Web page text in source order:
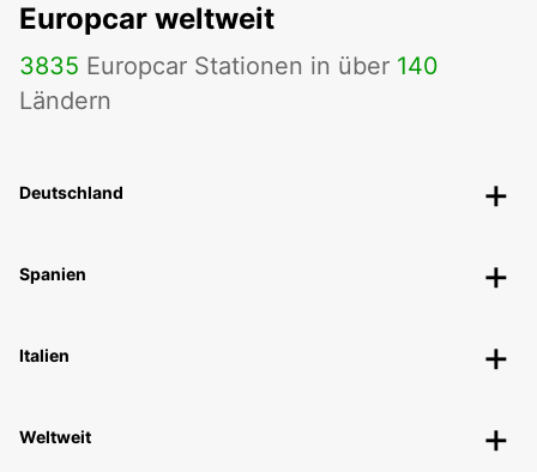
Europcar weltweit
3835 Europcar Stationen in über 140
Ländern
Deutschland
Spanien
Italien
Weltweit